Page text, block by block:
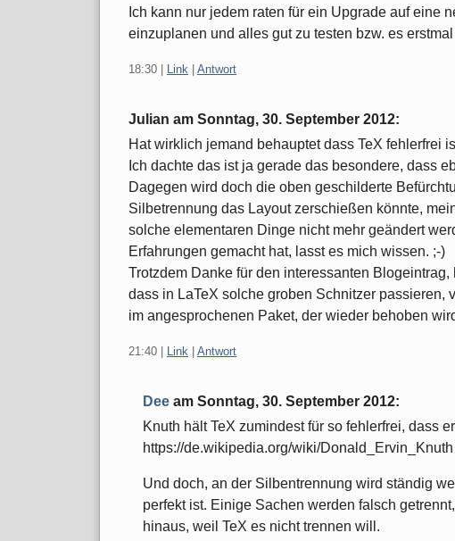
Ich kann nur jedem raten für ein Upgrade auf eine
einzuplanen und alles gut zu testen bzw. es
18:30 | Link | Antwort
Julian am Sonntag, 30. September 2012:
Hat wirklich jemand behauptet dass TeX fehlerfrei
Ich dachte das ist ja gerade das besondere, dass
Dagegen wird doch die oben geschilderte
Silbetrennung das Layout zerschießen könnte,
solche elementaren Dinge nicht mehr geändert
Erfahrungen gemacht hat, lasst es mich wissen. ;-)
Trotzdem Danke für den interessanten
dass in LaTeX solche groben Schnitzer passieren,
im angesprochenen Paket, der wieder behoben
21:40 | Link | Antwort
Dee am Sonntag, 30. September 2012:
Knuth hält TeX zumindest für so fehlerfrei, dass
https://de.wikipedia.org/wiki/Donald_Ervin_Knuth
Und doch, an der Silbentrennung wird ständig
perfekt ist. Einige Sachen werden falsch
hinaus, weil TeX es nicht trennen will.